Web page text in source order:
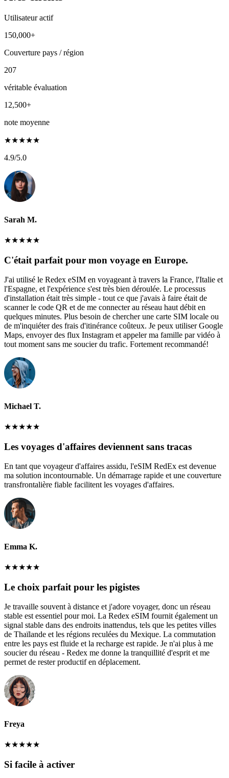
Utilisateur actif
150,000+
Couverture pays / région
207
véritable évaluation
12,500+
note moyenne
★★★★★
4.9/5.0
Sarah M.
★★★★★
C'était parfait pour mon voyage en Europe.
J'ai utilisé le Redex eSIM en voyageant à travers la France, l'Italie et
l'Espagne, et l'expérience s'est très bien déroulée. Le processus
d'installation était très simple - tout ce que j'avais à faire était de
scanner le code QR et de me connecter au réseau haut débit en
quelques minutes. Plus besoin de chercher une carte SIM locale ou
de m'inquiéter des frais d'itinérance coûteux. Je peux utiliser Google
Maps, envoyer des flux Instagram et appeler ma famille par vidéo à
tout moment sans me soucier du trafic. Fortement recommandé!
Michael T.
★★★★★
Les voyages d'affaires deviennent sans tracas
En tant que voyageur d'affaires assidu, l'eSIM RedEx est devenue
ma solution incontournable. Un démarrage rapide et une couverture
transfrontalière fiable facilitent les voyages d'affaires.
Emma K.
★★★★★
Le choix parfait pour les pigistes
Je travaille souvent à distance et j'adore voyager, donc un réseau
stable est essentiel pour moi. La Redex eSIM fournit également un
signal stable dans des endroits inattendus, tels que les petites villes
de Thaïlande et les régions reculées du Mexique. La commutation
entre les pays est fluide et la recharge est rapide. Je n'ai plus à me
soucier du réseau - Redex me donne la tranquillité d'esprit et me
permet de rester productif en déplacement.
Freya
★★★★★
Si facile à activer